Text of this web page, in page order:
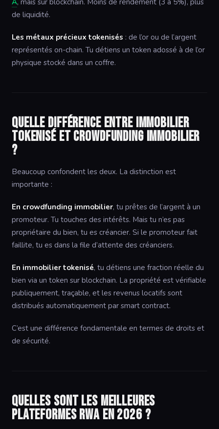
A, mais sur blockchain. Moins de rendement (3 à 5%), plus
de liquidité.
Les métaux précieux tokenisés : de l’or ou de l’argent
représentés on-chain. Tu détiens un token adossé à de l’or
physique stocké dans un coffre.
Quelle différence entre immobilier
tokenisé et crowdfunding immobilier
?
Beaucoup confondent les deux. La distinction est
importante :
En crowdfunding immobilier, tu prêtes de l’argent à un
promoteur. Tu touches des intérêts. Mais tu n’es pas
propriétaire du bien, tu es créancier. Si le promoteur fait
faillite, tu es dans la file d’attente des créanciers.
En immobilier tokenisé, tu détiens une fraction réelle du
bien via un token sur blockchain. La propriété est vérifiable
publiquement, traçable, et les revenus locatifs sont
distribués automatiquement par smart contract.
C’est une différence fondamentale en termes de droits et
de sécurité.
Quelles sont les meilleures
plateformes RWA en 2026 ?